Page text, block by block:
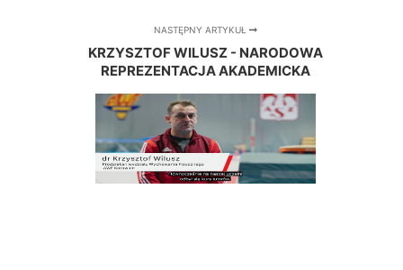
NASTĘPNY ARTYKUŁ
KRZYSZTOF WILUSZ - NARODOWA
REPREZENTACJA AKADEMICKA